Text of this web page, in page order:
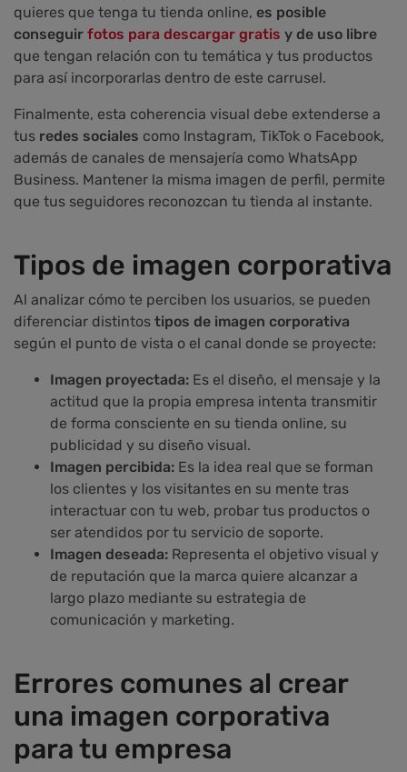
quieres que tenga tu tienda online, es posible
conseguir fotos para descargar gratis y de uso libre
que tengan relación con tu temática y tus productos
para así incorporarlas dentro de este carrusel.
Finalmente, esta coherencia visual debe extenderse a
tus redes sociales como Instagram, TikTok o Facebook,
además de canales de mensajería como WhatsApp
Business. Mantener la misma imagen de perfil, permite
que tus seguidores reconozcan tu tienda al instante.
Tipos de imagen corporativa
Al analizar cómo te perciben los usuarios, se pueden
diferenciar distintos tipos de imagen corporativa
según el punto de vista o el canal donde se proyecte:
Imagen proyectada: Es el diseño, el mensaje y la
actitud que la propia empresa intenta transmitir
de forma consciente en su tienda online, su
publicidad y su diseño visual.
Imagen percibida: Es la idea real que se forman
los clientes y los visitantes en su mente tras
interactuar con tu web, probar tus productos o
ser atendidos por tu servicio de soporte.
Imagen deseada: Representa el objetivo visual y
de reputación que la marca quiere alcanzar a
largo plazo mediante su estrategia de
comunicación y marketing.
Errores comunes al crear
una imagen corporativa
para tu empresa